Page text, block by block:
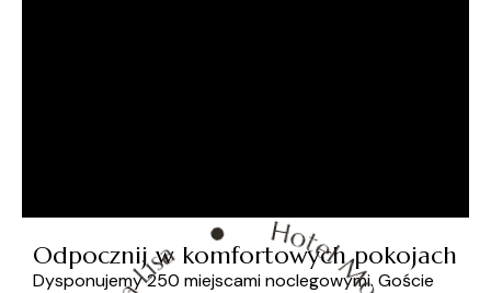
Odpocznij w komfortowych pokojach
Dysponujemy 250 miejscami noclegowymi. Goście